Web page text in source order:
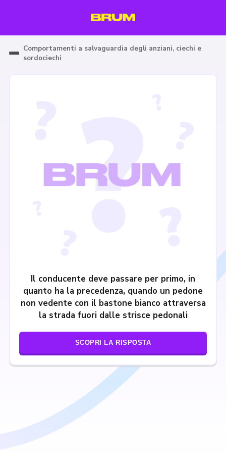
Comportamenti a salvaguardia degli anziani, ciechi e
sordociechi
Il conducente deve passare per primo, in
quanto ha la precedenza, quando un pedone
non vedente con il bastone bianco attraversa
la strada fuori dalle strisce pedonali
SCOPRI LA RISPOSTA